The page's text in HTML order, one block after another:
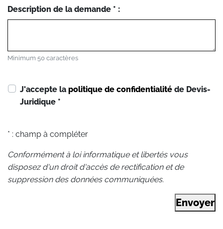
Description de la demande * :
Minimum 50 caractères
J'accepte la politique de confidentialité de Devis-
Juridique *
* : champ à compléter
Conformément à loi informatique et libertés vous
disposez d'un droit d'accès de rectification et de
suppression des données communiquées.
Envoyer